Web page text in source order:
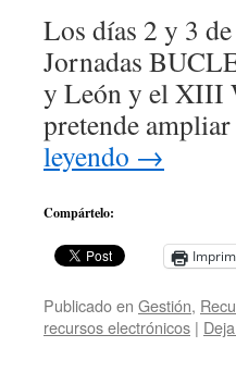
Los días 2 y 3
Jornadas
y León y el XIII
pretende
leyendo →
Compártelo:
Publicado en Gestión,
recursos electrónicos |